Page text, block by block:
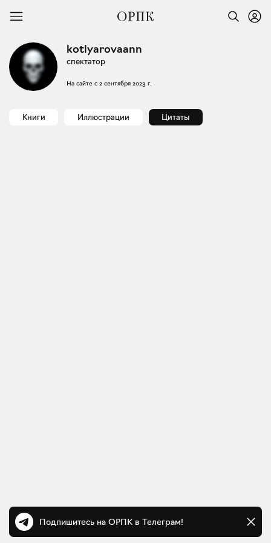
kotlyarovaann
спектатор
На сайте с 2 сентября 2023 г.
Книги Иллюстрации Цитаты
Подпишитесь на ОРПК в Телеграм!